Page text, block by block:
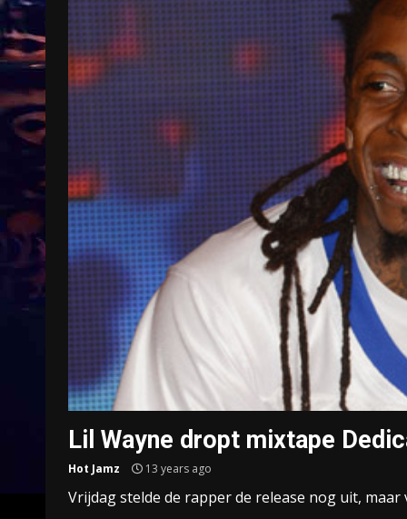
Lil Wayne dropt mixtape
Hot Jamz 13 years ago
Vrijdag stelde de rapper de release nog uit, maar
Treinkaartjes worden duurder,
abonnementen verdwijnen
9 months ago